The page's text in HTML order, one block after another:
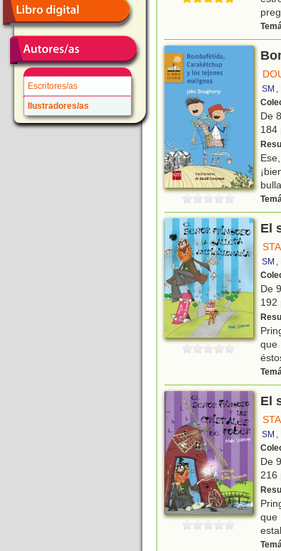
Escritores/as
Ilustradores/as
SM ,
De
184
El
SM ,
De
192
que
El
SM ,
De
216
que